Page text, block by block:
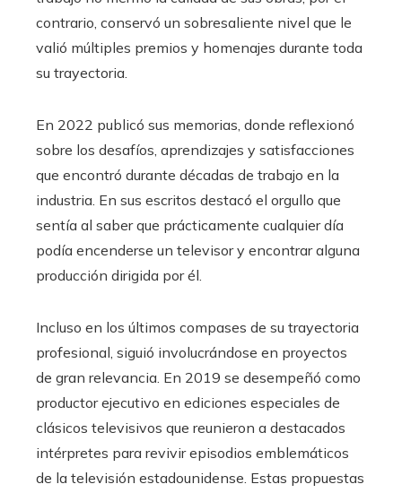
contrario, conservó un sobresaliente nivel que le
valió múltiples premios y homenajes durante toda
su trayectoria.
En 2022 publicó sus memorias, donde reflexionó
sobre los desafíos, aprendizajes y satisfacciones
que encontró durante décadas de trabajo en la
industria. En sus escritos destacó el orgullo que
sentía al saber que prácticamente cualquier día
podía encenderse un televisor y encontrar alguna
producción dirigida por él.
Incluso en los últimos compases de su trayectoria
profesional, siguió involucrándose en proyectos
de gran relevancia. En 2019 se desempeñó como
productor ejecutivo en ediciones especiales de
clásicos televisivos que reunieron a destacados
intérpretes para revivir episodios emblemáticos
de la televisión estadounidense. Estas propuestas